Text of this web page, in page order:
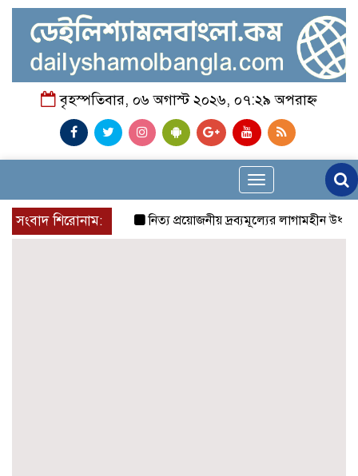
বৃহস্পতিবার, ০৬ অগাস্ট ২০২৬, ০৭:২৯ অপরাহ্ন
Toggle
navigation
সংবাদ শিরোনাম:
নিত্য প্রয়োজনীয় দ্রব্যমূল্যের লাগামহীন উর্ধ্বগতির